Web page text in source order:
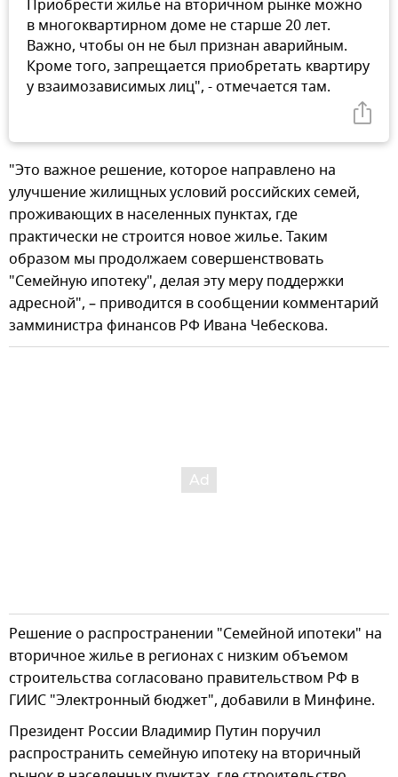
Приобрести жилье на вторичном рынке можно
в многоквартирном доме не старше 20 лет.
Важно, чтобы он не был признан аварийным.
Кроме того, запрещается приобретать квартиру
у взаимозависимых лиц", - отмечается там.
"Это важное решение, которое направлено на
улучшение жилищных условий российских семей,
проживающих в населенных пунктах, где
практически не строится новое жилье. Таким
образом мы продолжаем совершенствовать
"Семейную ипотеку", делая эту меру поддержки
адресной", – приводится в сообщении комментарий
замминистра финансов РФ Ивана Чебескова.
Решение о распространении "Семейной ипотеки" на
вторичное жилье в регионах с низким объемом
строительства согласовано правительством РФ в
ГИИС "Электронный бюджет", добавили в Минфине.
Президент России Владимир Путин поручил
распространить семейную ипотеку на вторичный